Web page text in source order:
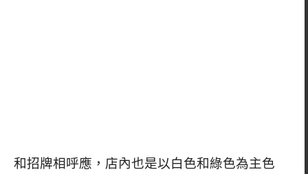
和招牌相呼應，店內也是以白色和綠色為主色